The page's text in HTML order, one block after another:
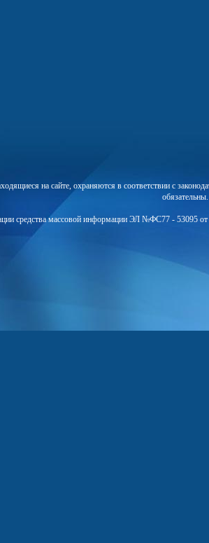
на сайте, охраняются в соответствии с
средства массовой информации ЭЛ №ФС77 - 53095